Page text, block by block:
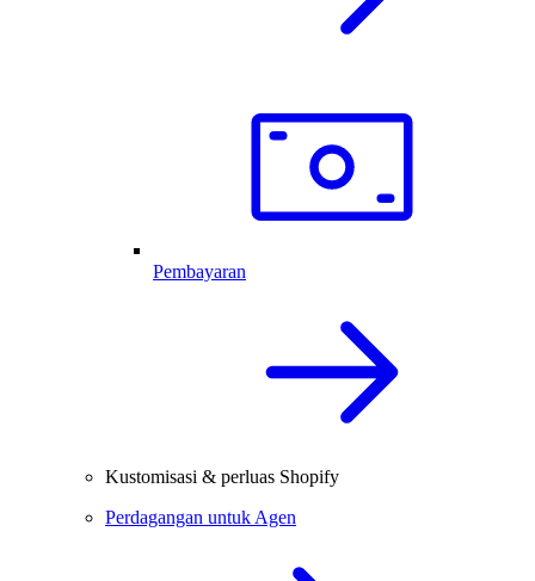
Pembayaran
Kustomisasi & perluas Shopify
Perdagangan untuk Agen